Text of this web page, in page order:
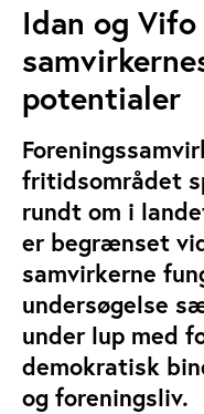
Idan og
potentialer
fritidsområdet
rundt om i
er begrænset
samvirkerne
undersøgelse
under lup med
demokratisk
og foreningsliv.